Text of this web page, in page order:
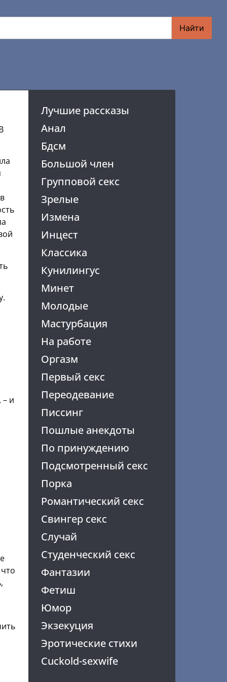
Найти
Лучшие рассказы
Анал
Бдсм
Большой член
Групповой секс
Зрелые
Измена
Инцест
Классика
Кунилингус
Минет
Молодые
Мастурбация
На работе
Оргазм
Первый секс
Переодевание
Писсинг
Пошлые анекдоты
По принуждению
Подсмотренный секс
Порка
Романтический секс
Свингер секс
Случай
Студенческий секс
Фантазии
Фетиш
Юмор
Экзекуция
Эротические стихи
Cuckold-sexwife
и